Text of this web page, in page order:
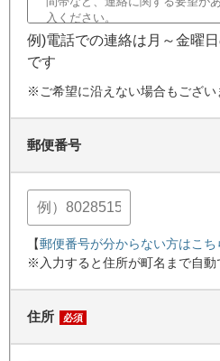
例)電話での連絡は月～金曜
です
※ご希望に沿えない場合もござい
郵便番号
【郵便番号が分からない方はこち
※入力すると住所が町名まで自動
住所 必須